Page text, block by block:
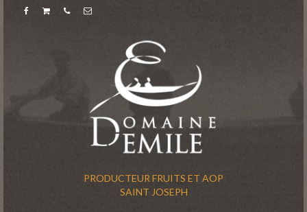
PRODUCTEUR FRUITS ET AOP
SAINT JOSEPH